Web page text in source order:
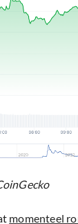
momenteel